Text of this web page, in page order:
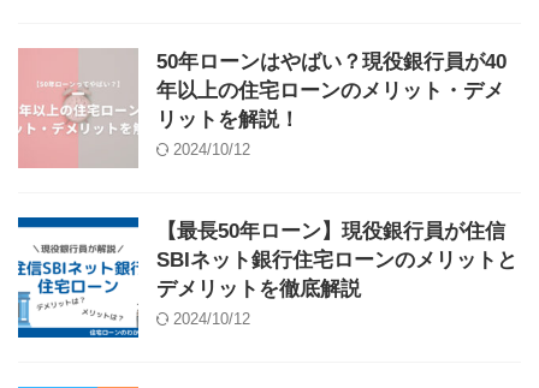
50年ローンはやばい？現役銀行員が40
年以上の住宅ローンのメリット・デメ
リットを解説！
2024/10/12
【最長50年ローン】現役銀行員が住信
SBIネット銀行住宅ローンのメリットと
デメリットを徹底解説
2024/10/12